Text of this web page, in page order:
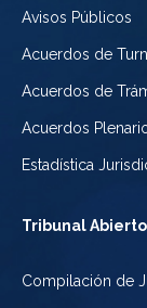
Avisos Públicos
Acuerdos de
Acuerdos de
Acuerdos
Estadística
Tribunal Abierto
Compilación de